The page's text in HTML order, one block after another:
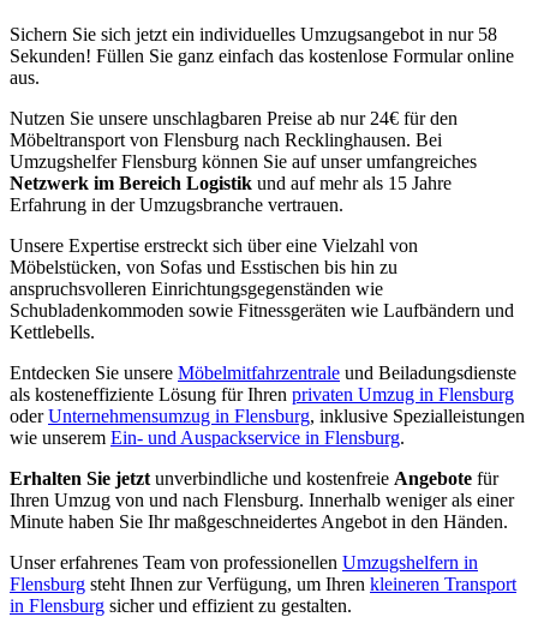
Sichern Sie sich jetzt ein individuelles Umzugsangebot in nur 58
Sekunden! Füllen Sie ganz einfach das kostenlose Formular online
aus.
Nutzen Sie unsere unschlagbaren Preise ab nur 24€ für den
Möbeltransport von Flensburg nach Recklinghausen. Bei
Umzugshelfer Flensburg können Sie auf unser umfangreiches
Netzwerk im Bereich Logistik und auf mehr als 15 Jahre
Erfahrung in der Umzugsbranche vertrauen.
Unsere Expertise erstreckt sich über eine Vielzahl von
Möbelstücken, von Sofas und Esstischen bis hin zu
anspruchsvolleren Einrichtungsgegenständen wie
Schubladenkommoden sowie Fitnessgeräten wie Laufbändern und
Kettlebells.
Entdecken Sie unsere Möbelmitfahrzentrale und Beiladungsdienste
als kosteneffiziente Lösung für Ihren privaten Umzug in Flensburg
oderUnternehmensumzug in Flensburg, inklusive Spezialleistungen
wie unserem Ein- und Auspackservice in Flensburg.
Erhalten Sie jetzt unverbindliche und kostenfreie Angebote für
Ihren Umzug von und nach Flensburg. Innerhalb weniger als einer
Minute haben Sie Ihr maßgeschneidertes Angebot in den Händen.
Unser erfahrenes Team von professionellen Umzugshelfern in
Flensburg steht Ihnen zur Verfügung, um Ihren kleineren Transport
in Flensburg sicher und effizient zu gestalten.